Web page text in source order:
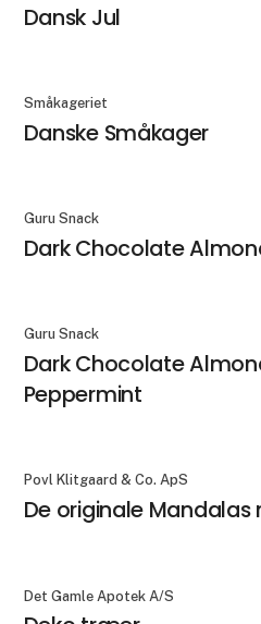
Dansk Jul
Småkageriet
Danske Småkager
Guru Snack
Dark Chocolate
Guru Snack
Dark Chocolate
Peppermint
Povl Klitgaard & Co. ApS
De originale
Det Gamle Apotek A/S